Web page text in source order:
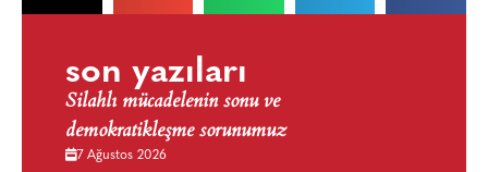
son yazıları
Silahlı mücadelenin sonu ve
demokratikleşme sorunumuz
7 Ağustos 2026